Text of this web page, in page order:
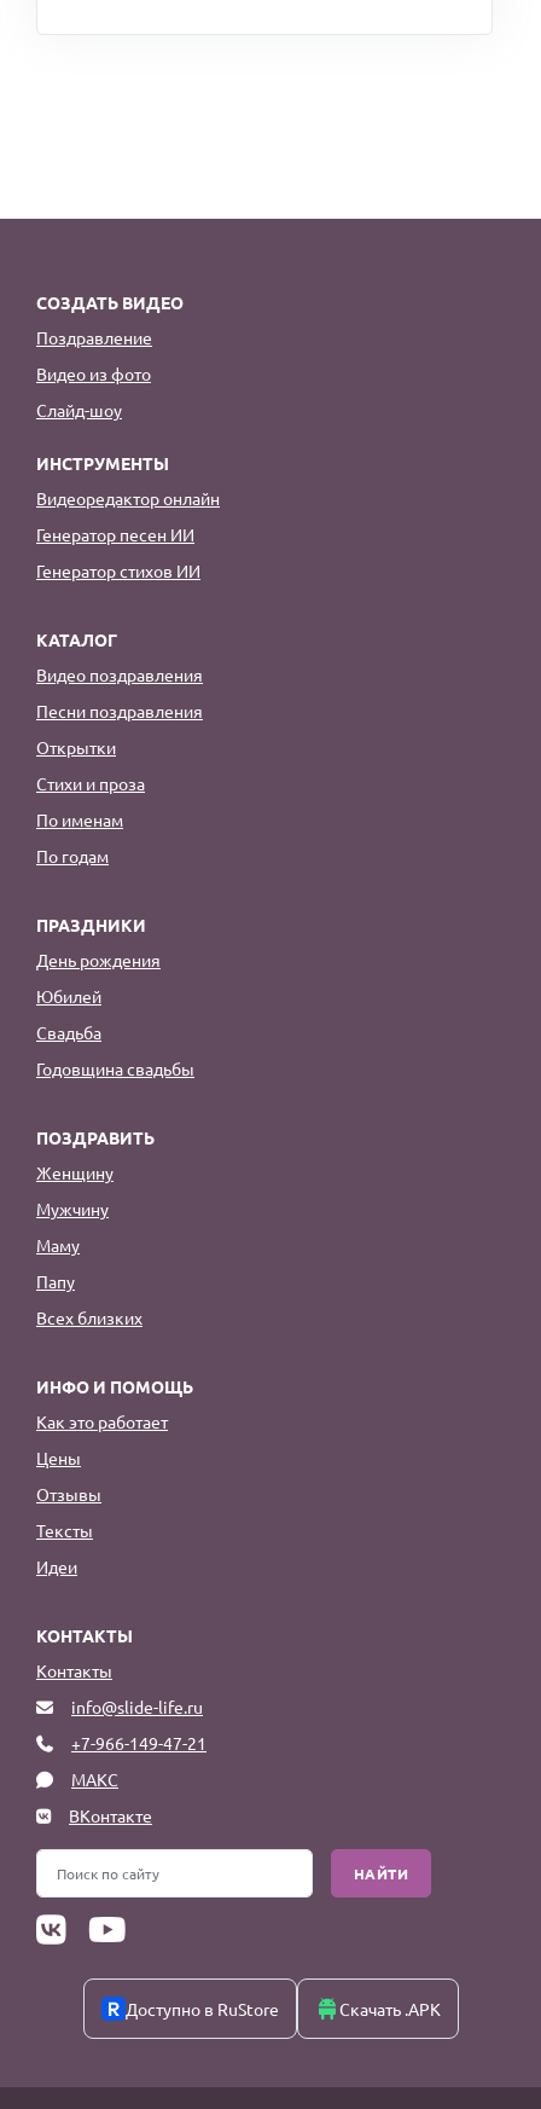
СОЗДАТЬ ВИДЕО
Поздравление
Видео из фото
Слайд-шоу
ИНСТРУМЕНТЫ
Видеоредактор онлайн
Генератор песен ИИ
Генератор стихов ИИ
КАТАЛОГ
Видео поздравления
Песни поздравления
Открытки
Стихи и проза
По именам
По годам
ПРАЗДНИКИ
День рождения
Юбилей
Свадьба
Годовщина свадьбы
ПОЗДРАВИТЬ
Женщину
Мужчину
Маму
Папу
Всех близких
ИНФО И ПОМОЩЬ
Как это работает
Цены
Отзывы
Тексты
Идеи
КОНТАКТЫ
Контакты
info@slide-life.ru
+7-966-149-47-21
МАКС
ВКонтакте
НАЙТИ
Доступно в RuStore Скачать .APK